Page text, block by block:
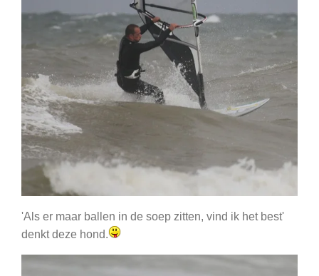
'Als er maar ballen in de soep zitten, vind ik het best'
denkt deze hond.